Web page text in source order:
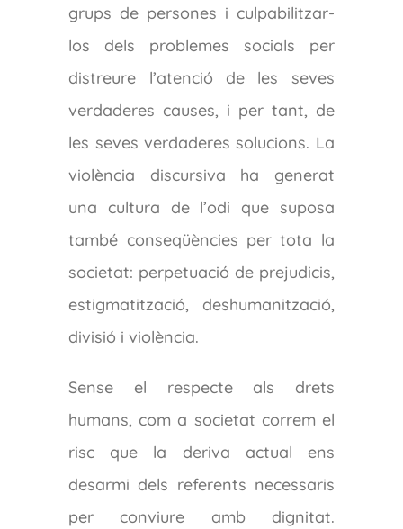
grups de persones i culpabilitzar-
los dels problemes socials per
distreure l’atenció de les seves
verdaderes causes, i per tant, de
les seves verdaderes solucions. La
violència discursiva ha generat
una cultura de l’odi que suposa
també conseqüències per tota la
societat: perpetuació de prejudicis,
estigmatització, deshumanització,
divisió i violència.
Sense el respecte als drets
humans, com a societat correm el
risc que la deriva actual ens
desarmi dels referents necessaris
per conviure amb dignitat.